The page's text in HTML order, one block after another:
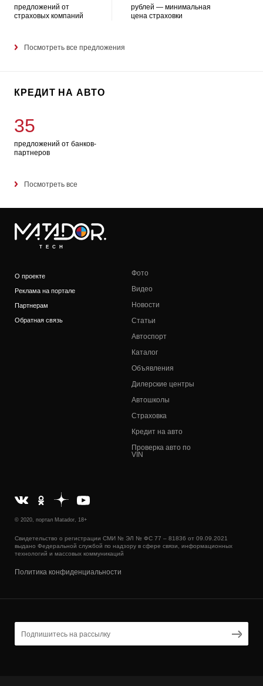
предложений от
страховых компаний
рублей — минимальная
цена страховки
Посмотреть все предложения
КРЕДИТ НА АВТО
35
предложений от банков-
партнеров
Посмотреть все
TECH
О проекте
Реклама на портале
Партнерам
Обратная связь
Фото
Видео
Новости
Статьи
Автоспорт
Каталог
Объявления
Дилерские центры
Автошколы
Страховка
Кредит на авто
Проверка авто по
VIN
© 2020, портал Matador, 18+
Свидетельство о регистрации СМИ № ЭЛ № ФС 77 – 81836 от 09.09.2021
выдано Федеральной службой по надзору в сфере связи, информационных
технологий и массовых коммуникаций
Политика конфиденциальности